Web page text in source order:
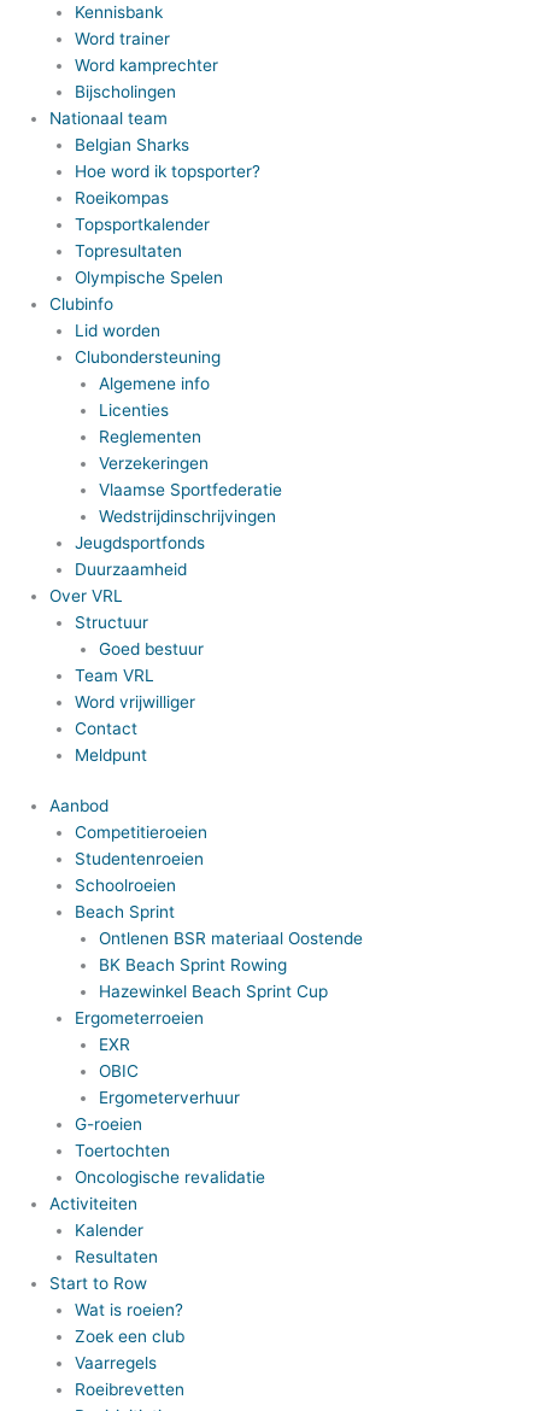
Kennisbank
Word trainer
Word kamprechter
Bijscholingen
Nationaal team
Belgian Sharks
Hoe word ik topsporter?
Roeikompas
Topsportkalender
Topresultaten
Olympische Spelen
Clubinfo
Lid worden
Clubondersteuning
Algemene info
Licenties
Reglementen
Verzekeringen
Vlaamse Sportfederatie
Wedstrijdinschrijvingen
Jeugdsportfonds
Duurzaamheid
Over VRL
Structuur
Goed bestuur
Team VRL
Word vrijwilliger
Contact
Meldpunt
Aanbod
Competitieroeien
Studentenroeien
Schoolroeien
Beach Sprint
Ontlenen BSR materiaal Oostende
BK Beach Sprint Rowing
Hazewinkel Beach Sprint Cup
Ergometerroeien
EXR
OBIC
Ergometerverhuur
G-roeien
Toertochten
Oncologische revalidatie
Activiteiten
Kalender
Resultaten
Start to Row
Wat is roeien?
Zoek een club
Vaarregels
Roeibrevetten